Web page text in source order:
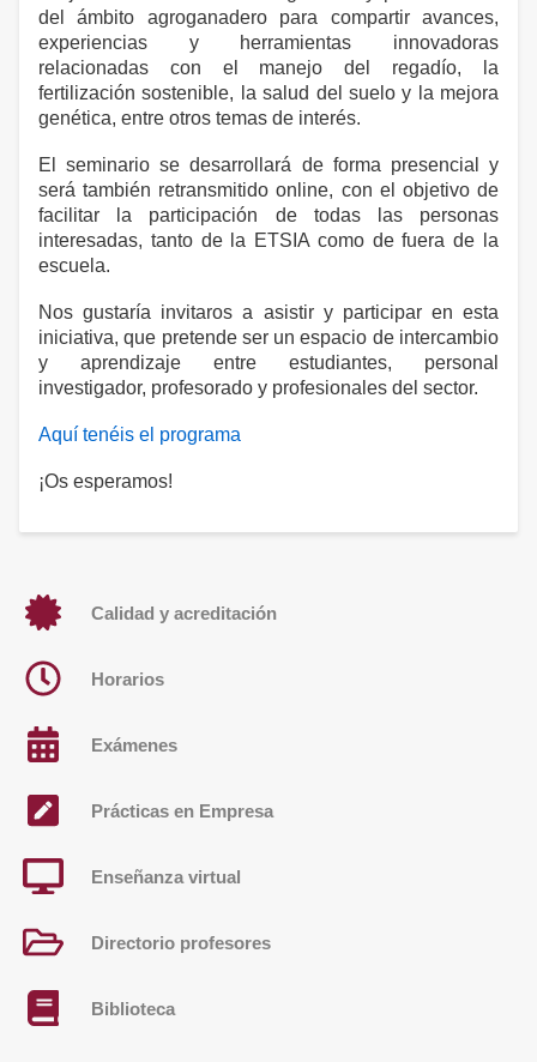
del ámbito agroganadero para compartir avances,
experiencias y herramientas innovadoras
relacionadas con el manejo del regadío, la
fertilización sostenible, la salud del suelo y la mejora
genética, entre otros temas de interés.
El seminario se desarrollará de forma presencial y
será también retransmitido online, con el objetivo de
facilitar la participación de todas las personas
interesadas, tanto de la ETSIA como de fuera de la
escuela.
Nos gustaría invitaros a asistir y participar en esta
iniciativa, que pretende ser un espacio de intercambio
y aprendizaje entre estudiantes, personal
investigador, profesorado y profesionales del sector.
Aquí tenéis el programa
¡Os esperamos!
Calidad y acreditación
Horarios
Exámenes
Prácticas en Empresa
Enseñanza virtual
Directorio profesores
Biblioteca